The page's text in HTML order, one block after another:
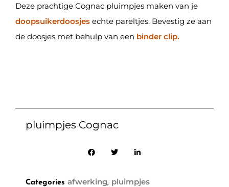
Deze prachtige Cognac pluimpjes maken van je
doopsuikerdoosjes echte pareltjes. Bevestig ze aan
de doosjes met behulp van een binder clip.
pluimpjes Cognac
Categories afwerking, pluimpjes